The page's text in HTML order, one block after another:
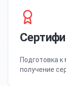
Подготовка
получение